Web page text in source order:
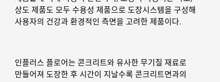
상도 제품도 모두 수용성 제품으로 도장시스템을 구성해
사용자의 건강과 환경적인 측면을 고려한 제품이다.
인플러스 플로어는 콘크리트와 유사한 무기질 재료로
만들어져 도장한 후 시간이 지날수록 콘크리트면과의